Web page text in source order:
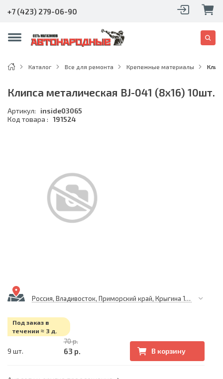
+7 (423) 279-06-90
Каталог Все для ремонта Крепежные материалы
Клипса металическая BJ-041 (8х16) 10шт.
Артикул:
inside03065
Код товара : 191524
Россия, Владивосток, Приморский край, Крыгина 105
Под заказ в
течении ≈ 3 д.
9 шт.
70 р.
63 р. В корзину